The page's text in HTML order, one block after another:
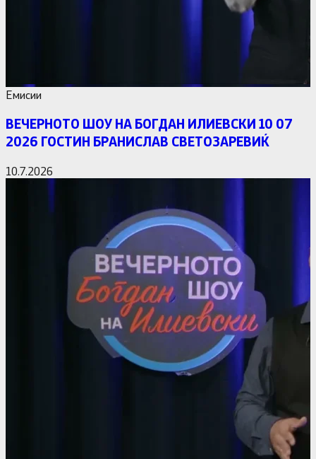
Емисии
ВЕЧЕРНОТО ШОУ НА БОГДАН ИЛИЕВСКИ 10 07
2026 ГОСТИН БРАНИСЛАВ СВЕТОЗАРЕВИЌ
10.7.2026